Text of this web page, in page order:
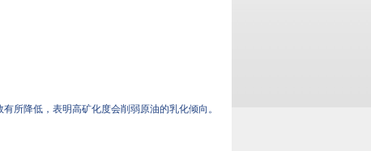
所降低，表明高矿化度会削弱原油的乳化倾向。